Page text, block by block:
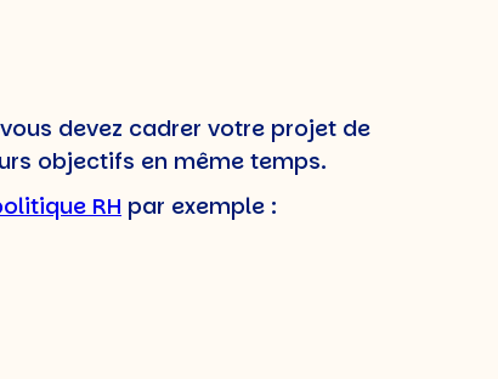
devez cadrer votre projet de
objectifs en même temps.
RH par exemple :